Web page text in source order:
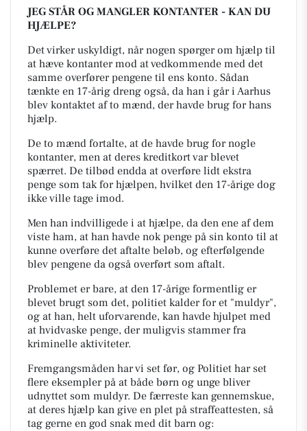
JEG STÅR OG MANGLER KONTANTER - KAN DU
HJÆLPE?
Det virker uskyldigt, når nogen spørger om hjælp til
at hæve kontanter mod at vedkommende med det
samme overfører pengene til ens konto. Sådan
tænkte en 17-årig dreng også, da han i går i Aarhus
blev kontaktet af to mænd, der havde brug for hans
hjælp.
De to mænd fortalte, at de havde brug for nogle
kontanter, men at deres kreditkort var blevet
spærret. De tilbød endda at overføre lidt ekstra
penge som tak for hjælpen, hvilket den 17-årige dog
ikke ville tage imod.
Men han indvilligede i at hjælpe, da den ene af dem
viste ham, at han havde nok penge på sin konto til at
kunne overføre det aftalte beløb, og efterfølgende
blev pengene da også overført som aftalt.
Problemet er bare, at den 17-årige formentlig er
blevet brugt som det, politiet kalder for et "muldyr",
og at han, helt uforvarende, kan havde hjulpet med
at hvidvaske penge, der muligvis stammer fra
kriminelle aktiviteter.
Fremgangsmåden har vi set før, og Politiet har set
flere eksempler på at både børn og unge bliver
udnyttet som muldyr. De færreste kan gennemskue,
at deres hjælp kan give en plet på straffeattesten, så
tag gerne en god snak med dit barn og: